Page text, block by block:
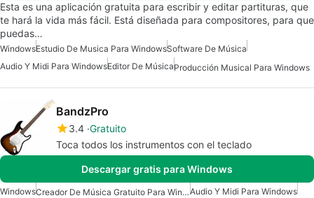
Esta es una aplicación gratuita para escribir y editar partituras, que
te hará la vida más fácil. Está diseñada para compositores, para que
puedas…
WindowsEstudio De Musica Para WindowsSoftware De Música
Audio Y Midi Para WindowsEditor De MúsicaProducción Musical Para Windows
BandzPro
3.4 Gratuito
Toca todos los instrumentos con el teclado
Descargar gratis para Windows
Windows Creador De Música Gratuito Para Windows Audio Y Midi Para Windows